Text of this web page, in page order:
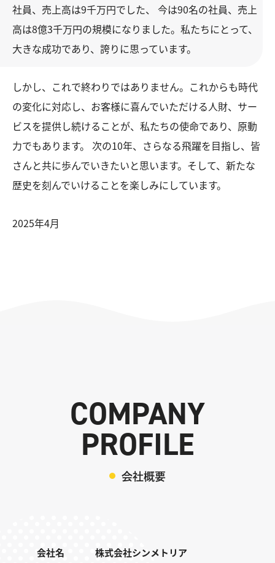
社員、売上高は9千万円でした、 今は90名の社員、売上
高は8億3千万円の規模になりました。私たちにとって、
大きな成功であり、誇りに思っています。
しかし、これで終わりではありません。これからも時代
の変化に対応し、お客様に喜んでいただける人財、サー
ビスを提供し続けることが、私たちの使命であり、原動
力でもあります。 次の10年、さらなる飛躍を目指し、皆
さんと共に歩んでいきたいと思います。そして、新たな
歴史を刻んでいけることを楽しみにしています。
2025年4月
COMPANY
PROFILE
会社概要
会社名
株式会社シンメトリア